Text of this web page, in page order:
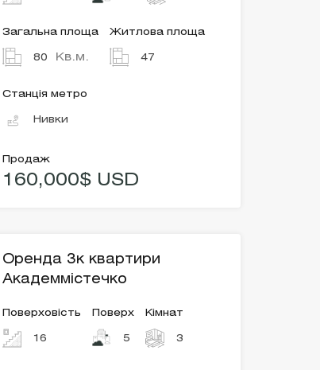
Загальна площа
80 Кв.м.
Житлова площа
47
Станція метро
Нивки
Продаж
160,000$ USD
Оренда 3к квартири
Академмістечко
Поверховість
16
Поверх
5
Кімнат
3